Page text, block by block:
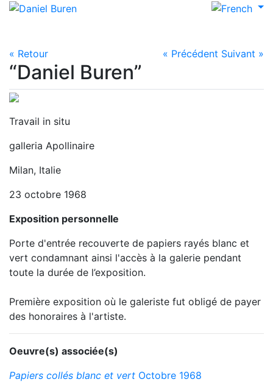
« Retour « Précédent Suivant »
“Daniel Buren”
Travail in situ
galleria Apollinaire
Milan, Italie
23 octobre 1968
Exposition personnelle
Porte d'entrée recouverte de papiers rayés blanc et
vert condamnant ainsi l'accès à la galerie pendant
toute la durée de l’exposition.
Première exposition où le galeriste fut obligé de payer
des honoraires à l'artiste.
Oeuvre(s) associée(s)
Papiers collés blanc et vert Octobre 1968